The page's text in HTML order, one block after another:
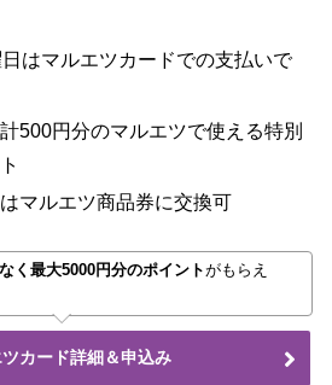
はマルエツカードでの支払いで
500円分のマルエツで使える特別
マルエツ商品券に交換可
く最大5000円分のポイントがもらえ
カード詳細＆申込み